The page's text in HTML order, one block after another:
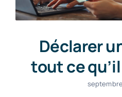
Déclarer
tout ce